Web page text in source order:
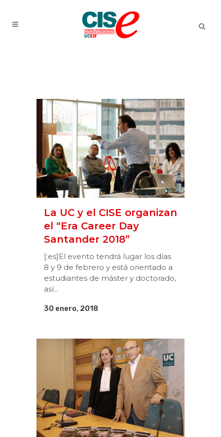
La UC y el CISE organizan
el “Era Career Day
Santander 2018”
[:es]El evento tendrá lugar los días
8 y 9 de febrero y está orientado a
estudiantes de máster y doctorado,
así...
30 enero, 2018